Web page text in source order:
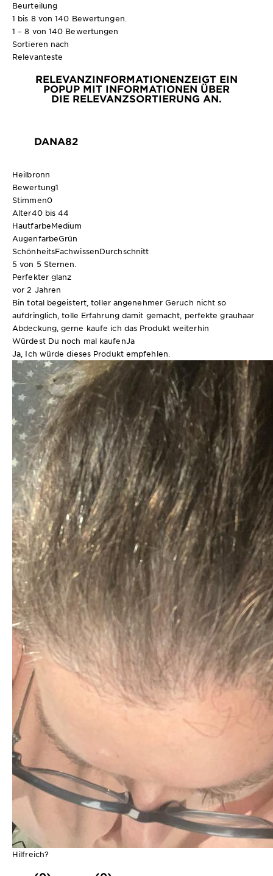
Beurteilung
1 bis 8 von 140 Bewertungen.
1 – 8 von 140 Bewertungen
Sortieren nach
Relevanteste
RELEVANZINFORMATIONENZEIGT EIN
POPUP MIT INFORMATIONEN ÜBER
DIE RELEVANZSORTIERUNG AN.
DANA82
Heilbronn
Bewertung1
Stimmen0
Alter40 bis 44
HautfarbeMedium
AugenfarbeGrün
SchönheitsFachwissenDurchschnitt
5 von 5 Sternen.
Perfekter glanz
vor 2 Jahren
Bin total begeistert, toller angenehmer Geruch nicht so
aufdringlich, tolle Erfahrung damit gemacht, perfekte grauhaar
Abdeckung, gerne kaufe ich das Produkt weiterhin
Würdest Du noch mal kaufenJa
Ja, Ich würde dieses Produkt empfehlen.
Hilfreich?